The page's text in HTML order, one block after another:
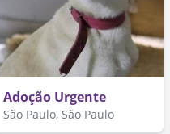
Adoção Urgente
São Paulo, São Paulo